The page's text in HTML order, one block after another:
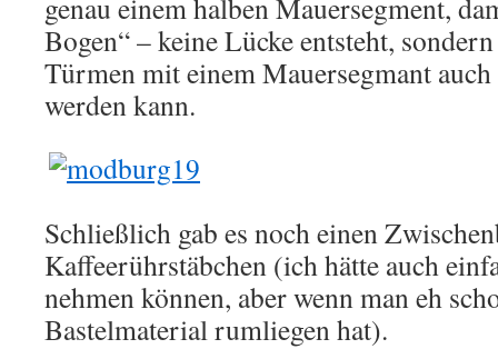
genau einem halben Mauersegment,
Bogen“ – keine Lücke entsteht,
Türmen mit einem Mauersegmant
werden kann.
Schließlich gab es noch einen
Kaffeerührstäbchen (ich hätte auch
nehmen können, aber wenn man eh
Bastelmaterial rumliegen hat).